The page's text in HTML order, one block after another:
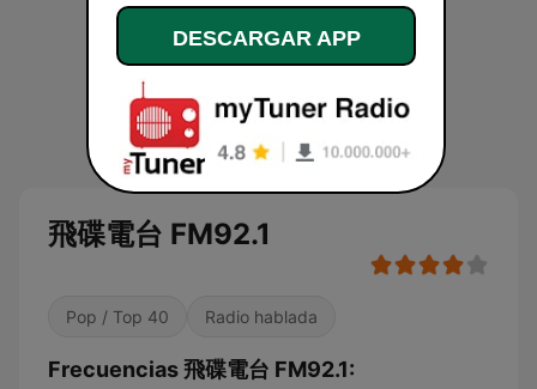
飛碟電台 FM92.1
Pop / Top 40 Radio hablada
Frecuencias 飛碟電台 FM92.1:
DESCARGAR APP